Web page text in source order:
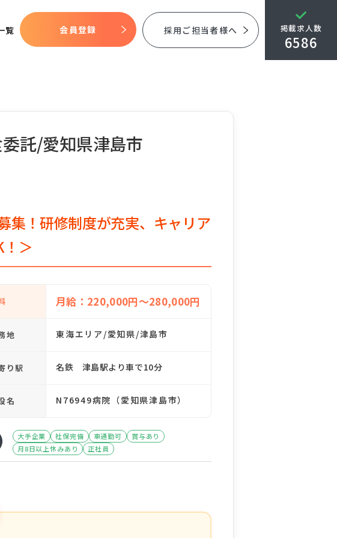
覧 会員登録 採用ご担当者様へ 掲載求人数
6586
託/愛知県津島市
集！研修制度が充実、キャリア
＞
月給：220,000円～280,000円
地 東海エリア/愛知県/津島市
り駅 名鉄 津島駅より車で10分
名 N76949病院（愛知県津島市）
大手企業 社保完備 車通勤可
賞与あり
月8日以上休みあり
正社員